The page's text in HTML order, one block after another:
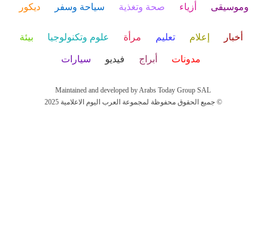
وموسيقى أزياء صحة وتغذية سياحة وسفر ديكور
أخبار إعلام تعليم مرأة علوم وتكنولوجيا بيئة
مدونات أبراج فيديو سيارات
Maintained and developed by Arabs Today Group SAL
جميع الحقوق محفوظة لمجموعة العرب اليوم الاعلامية 2025 ©